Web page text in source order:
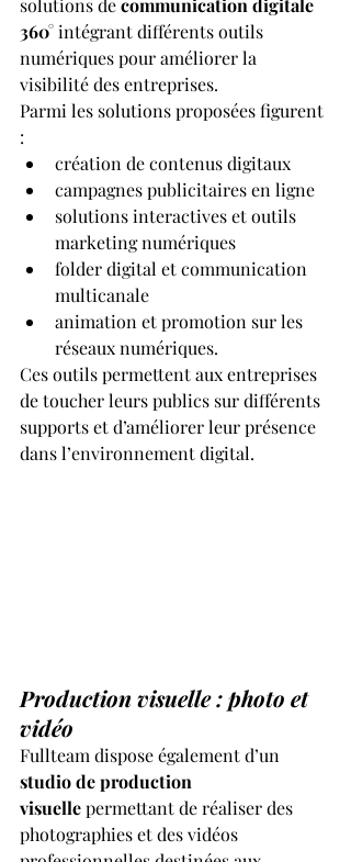
solutions de communication digitale
360° intégrant différents outils
numériques pour améliorer la
visibilité des entreprises.
Parmi les solutions proposées figurent
:
création de contenus digitaux
campagnes publicitaires en ligne
solutions interactives et outils
marketing numériques
folder digital et communication
multicanale
animation et promotion sur les
réseaux numériques.
Ces outils permettent aux entreprises
de toucher leurs publics sur différents
supports et d’améliorer leur présence
dans l’environnement digital.
Production visuelle : photo et
vidéo
Fullteam dispose également d’un
studio de production
visuelle permettant de réaliser des
photographies et des vidéos